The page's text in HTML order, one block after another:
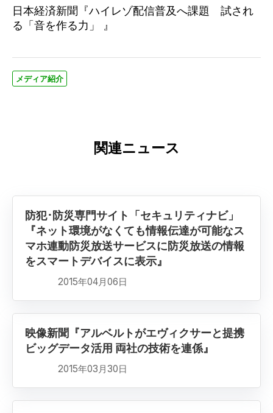
日本経済新聞『ハイレゾ配信普及へ課題 試され
る「音を作る力」 』
メディア紹介
関連ニュース
防犯･防災専門サイト「セキュリティナビ」
『ネット環境がなくても情報伝達が可能なス
マホ連動防災放送サービスに防災放送の情報
をスマートデバイスに表示』
2015年04月06日
映像新聞『アルベルトがエヴィクサーと提携
ビッグデータ活用 両社の技術を連係』
2015年03月30日